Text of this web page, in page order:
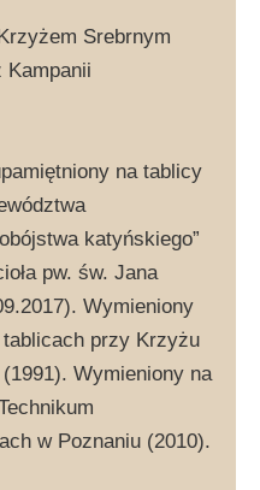
Srebrnym
na tablicy
katyńskiego”
pw. św. Jana
Wymieniony
przy Krzyżu
Wymieniony na
w Poznaniu (2010).